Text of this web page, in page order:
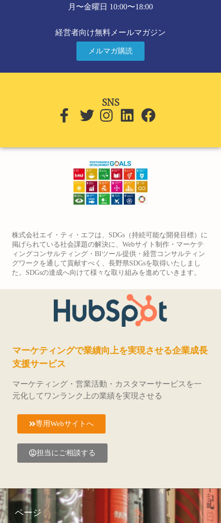
月〜金曜日 10:00〜18:00
経営者向け無料メールマガジン
メルマガ購読
SNS
株式会社エイ・ティ・エフは、SDGs（持続可能な開発目標）に
掲げられている社会課題の解決に、Webサイト制作・マーケテ
ィングコンサルティング・BIツール提供・経営コンサルティン
グワークを通して貢献すべく、長野県SDGsを取得いたしまし
た。SDGsの達成へ向けて様々な取り組みを進めていきます。
マーケティングで業績向上を実現させる企業成長
支援サービス
マーケティング・営業活動・カスタマーサービスを一
元化してワンランク上の業績を実現させる
専用Webサイトへ
担当にご相談する
ページ